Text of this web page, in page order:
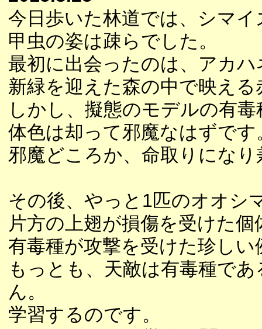
今日歩いた林道では、シマ
甲虫の姿は疎らでした。
最初に出会ったのは、アカ
新緑を迎えた森の中で映える
しかし、擬態のモデルの有
体色は却って邪魔なはずです
邪魔どころか、命取りにな
その後、やっと1匹のオオシ
片方の上翅が損傷を受けた個
有毒種が攻撃を受けた珍し
もっとも、天敵は有毒種で
ん。
学習するのです。